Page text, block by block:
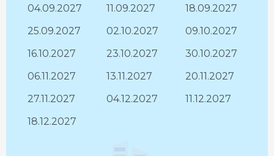
04.09.2027
11.09.2027
18.09.2027
25.09.2027
02.10.2027
09.10.2027
16.10.2027
23.10.2027
30.10.2027
06.11.2027
13.11.2027
20.11.2027
27.11.2027
04.12.2027
11.12.2027
18.12.2027